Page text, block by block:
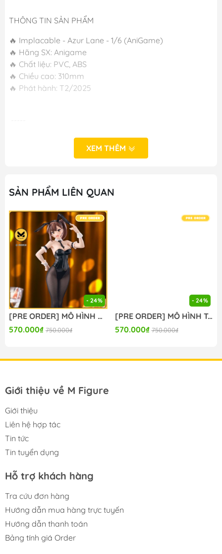
THÔNG TIN SẢN PHẨM
🔥 Implacable - Azur Lane - 1/6 (AniGame)
🔥 Hãng SX: Anigame
🔥 Chất liệu: PVC, ABS
🔥 Chiều cao: 310mm
🔥 Phát hành: T2/2025
———— M FIGURE———————
🏠 Add: Hoàng Liệt, Hoàng Mai, Hà Nội
🏢 Tell: 098.777.00.35 or 090.345.2816
⌚️ Opening: 09:00 - 20:00 (EveryDay)
XEM THÊM
SẢN PHẨM LIÊN QUAN
- 24%
[PRE ORDER] MÔ HÌNH Seitokai ni mo Ana wa Aru! - Kotobuki Hisako - BiCute Bunnies (FuRyu) FIGURE CHÍNH HÃNG
570.000₫ 750.000₫
- 24%
[PRE ORDER] MÔ HÌNH To Aru Kagaku no Railgun - Misaka Mikoto - Moflock - Fluffy Bunny Ver. (Taito) FIGURE CHÍNH HÃNG
570.000₫ 750.000₫
Giới thiệu về M Figure
Giới thiệu
Liên hệ hợp tác
Tin tức
Tin tuyển dụng
Hỗ trợ khách hàng
Tra cứu đơn hàng
Hướng dẫn mua hàng trực tuyến
Hướng dẫn thanh toán
Bảng tính giá Order